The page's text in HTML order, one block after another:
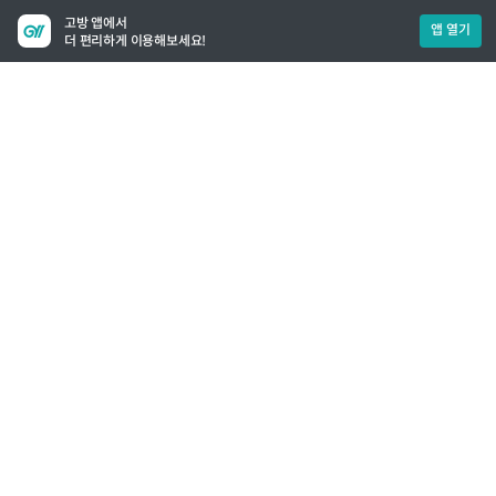
고방 앱에서
더 편리하게 이용해보세요!
앱 열기